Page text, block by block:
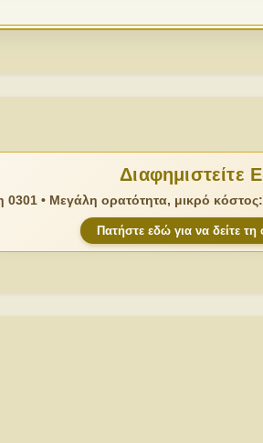
Διαφημιστείτε
0301 • Μεγάλη ορατότητα, μικρό
Πατήστε εδώ για να δείτε